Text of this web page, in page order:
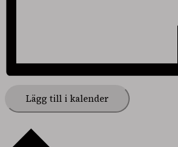
Lägg till i kalender